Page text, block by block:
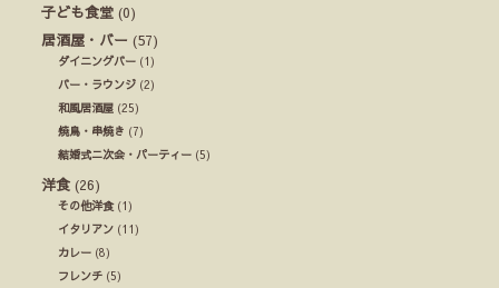
子ども食堂 (0)
居酒屋・バー (57)
ダイニングバー (1)
バー・ラウンジ (2)
和風居酒屋 (25)
焼鳥・串焼き (7)
結婚式ニ次会・パーティー (5)
洋食 (26)
その他洋食(1)
イタリアン (11)
カレー (8)
フレンチ (5)